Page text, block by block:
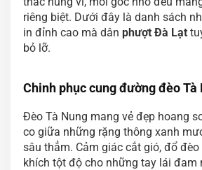
riêng biệt. Dưới đây là danh sách
in đỉnh cao mà dân phượt Đà Lạt
bỏ lỡ.
Chinh phục cung đường đèo Tà
Đèo Tà Nung mang vẻ đẹp hoang
co giữa những rặng thông xanh
sâu thẳm. Cảm giác cắt gió, đổ
khích tột độ cho những tay lái đam